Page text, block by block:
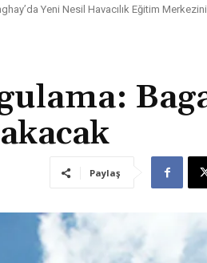
Yeni Nesil Havacılık Eğitim
Paylaş